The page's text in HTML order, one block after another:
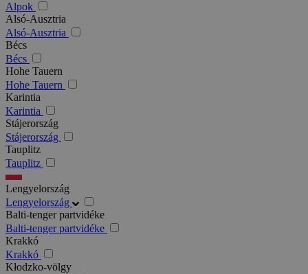
Alpok
Alsó-Ausztria
Alsó-Ausztria
Bécs
Bécs
Hohe Tauern
Hohe Tauern
Karintia
Karintia
Stájerország
Stájerország
Tauplitz
Tauplitz
Lengyelország
Lengyelország
Balti-tenger partvidéke
Balti-tenger partvidéke
Krakkó
Krakkó
Kłodzko-völgy